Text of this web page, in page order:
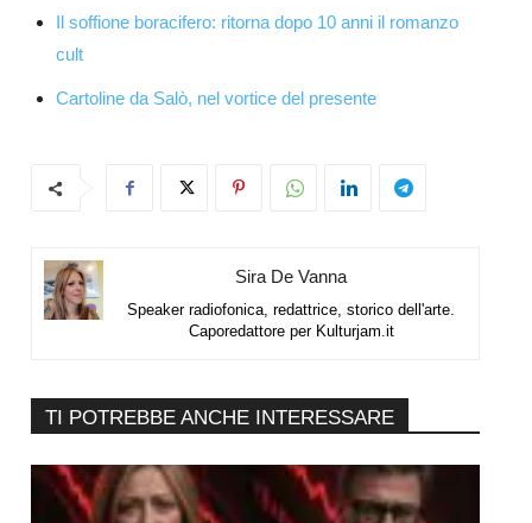
Il soffione boracifero: ritorna dopo 10 anni il romanzo
cult
Cartoline da Salò, nel vortice del presente
Sira De Vanna
Speaker radiofonica, redattrice, storico dell'arte.
Caporedattore per Kulturjam.it
TI POTREBBE ANCHE INTERESSARE